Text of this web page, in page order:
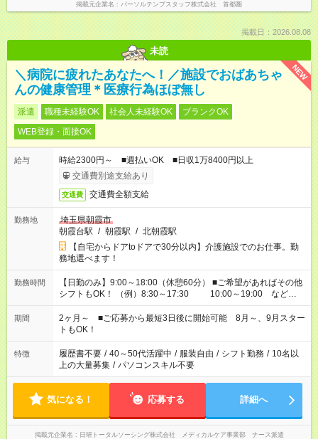
掲載元企業名 パーソルテンプスタッフ株式会社 首都圏
掲載日：2026.08.08
未読
NEW
＼病院に疲れたあなたへ！／施設でおばあちゃ
んの健康管理＊医療行為ほぼ無し
派遣 職種未経験OK 社会人未経験OK
ブランクOK
WEB登録・面接OK
給与
時給2300円～ ■週払いOK ■日収1万8400円以上
交通費別途支給あり
交通費 交通費全額支給
勤務地
埼玉県朝霞市
朝霞台駅 / 朝霞駅 / 北朝霞駅
【自宅からドアtoドアで30分以内】介護施設でのお仕事。勤
務地選べます！
勤務時間
【日勤のみ】9:00～18:00（休憩60分） ■ご希望があればその他
シフトもOK！ （例）8:30～17:30 10:00～19:00 など
「家族とお休みを合わせたい」 「できれば残業はしたくない」
など、あなたのご希望に沿ったお仕事をご紹介します！ ※Wワ
ーク希望の方へ 今ご覧のお仕事で希望する勤務時間と、もう1つ
のお仕事の勤務時間。 合計で週40時間を超える場合は応募でき
ません
期間
2ヶ月～ ■ご応募から最短3日後に開始可能 8月～、9月スター
トもOK！
特徴 履歴書不要 / 40～50代活躍中 / 服装自由 / シフト勤務 / 10名以
上の大量募集 / パソコンスキル不要
気になる！ 応募する 詳細へ
掲載元企業名 日研トータルソーシング株式会社 メディカルケア事業部 ナース派遣